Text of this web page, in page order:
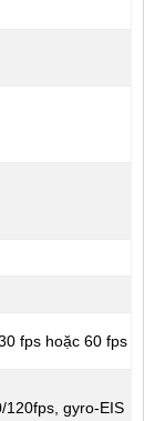
fps hoặc 60 fps
120fps, gyro-EIS